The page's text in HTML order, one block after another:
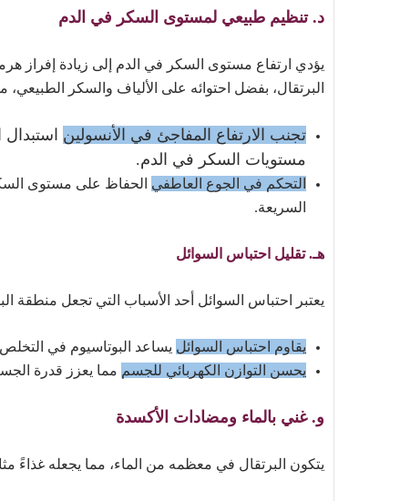
د. تنظيم طبيعي لمستوى السكر في الدم
يؤدي ارتفاع مستوى السكر في الدم إلى زيادة إفراز
البرتقال، بفضل احتوائه على الألياف والسكر الطبيعي،
تجنب الارتفاع المفاجئ في الأنسولين
مستويات السكر في الدم.
التحكم في الجوع العاطفي الحفاظ على مستوى
السريعة.
هـ. تقليل احتباس السوائل
يعتبر احتباس السوائل أحد الأسباب التي تجعل منطقة
يقاوم احتباس السوائل يساعد البوتاسيوم في
يحسن التوازن الكهربائي للجسم مما يعزز قدرة
و. غني بالماء ومضادات الأكسدة
يتكون البرتقال في معظمه من الماء، مما يجعله غذاءً